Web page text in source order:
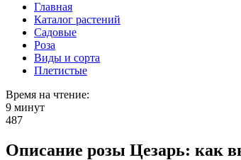
Главная
Каталог растений
Садовые
Роза
Виды и сорта
Плетистые
Время на чтение:
9 минут
487
Описание розы Цезарь: как